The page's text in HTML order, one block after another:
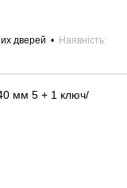
дверей
Наявність